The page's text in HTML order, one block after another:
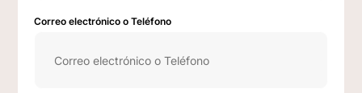
Correo electrónico o Teléfono